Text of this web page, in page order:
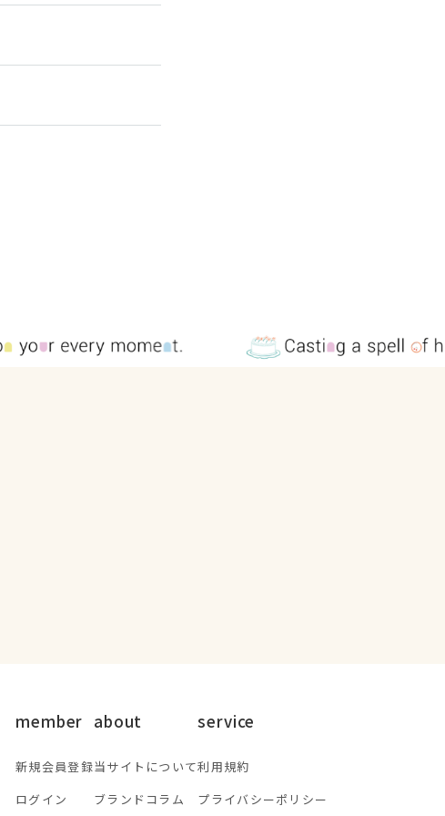
member
新規会員登録
ログイン
about
当サイトについて
ブランドコラム
service
利用規約
プライバシーポリシー